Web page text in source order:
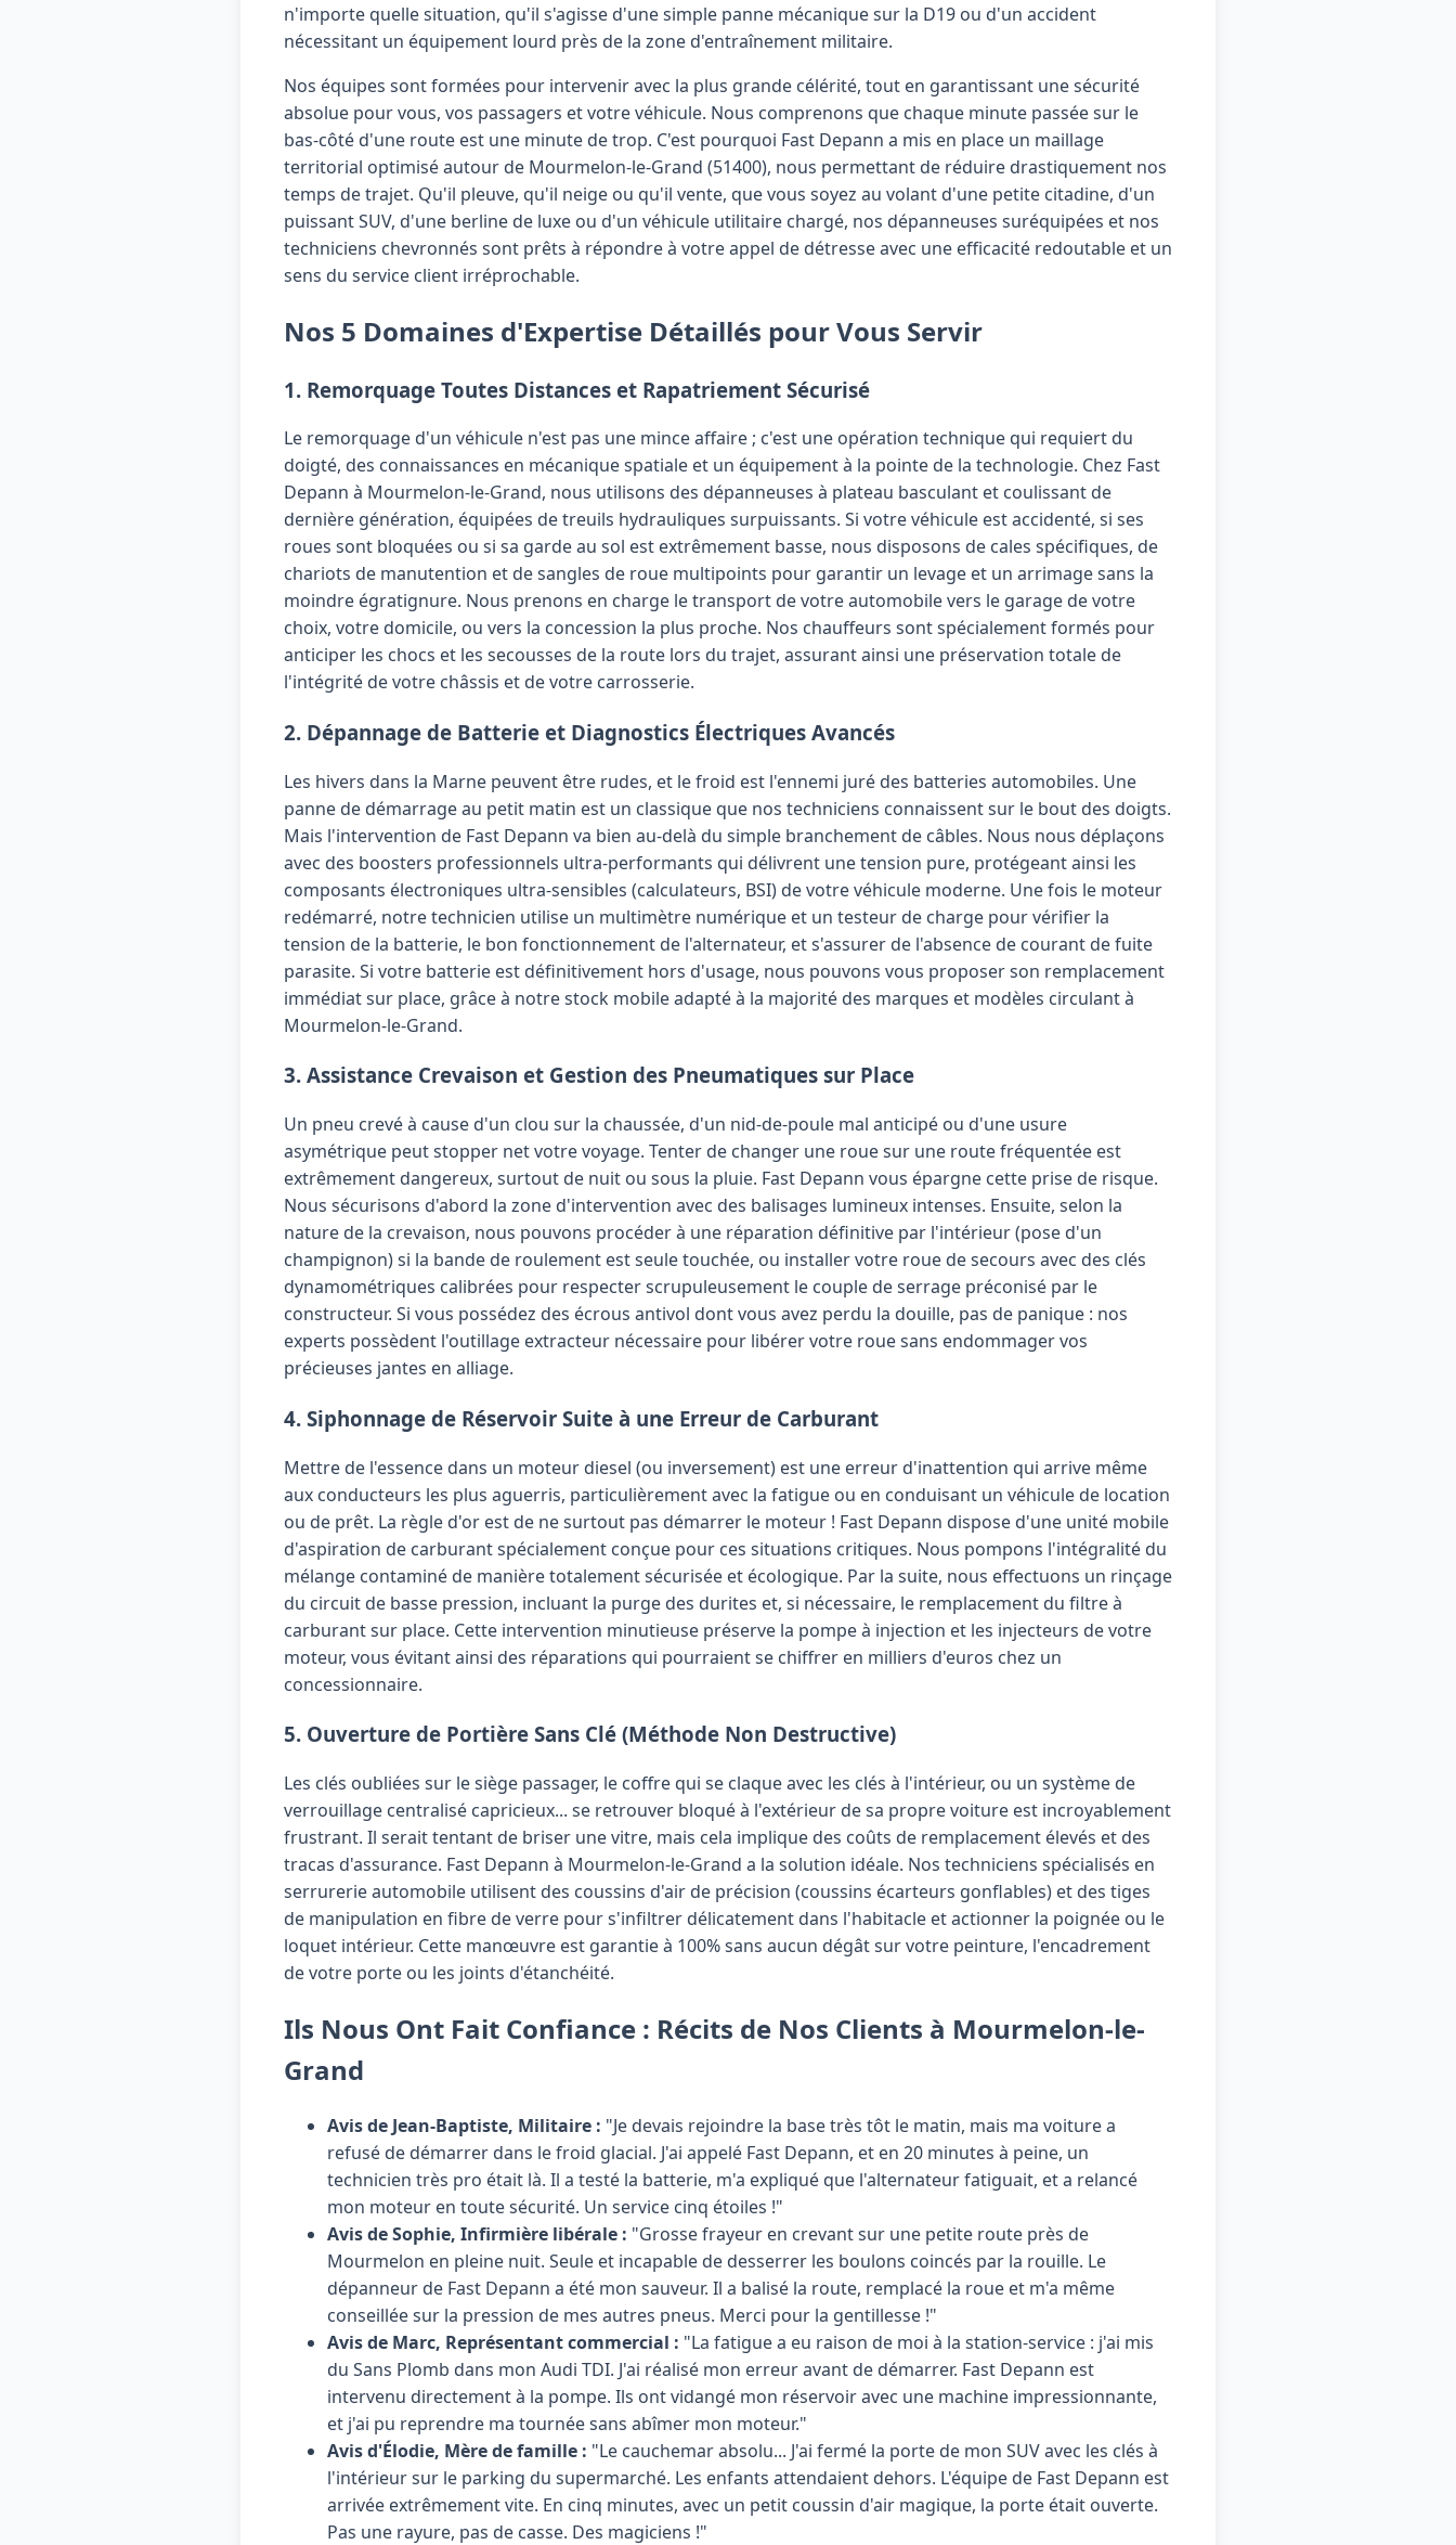
n'importe quelle situation, qu'il s'agisse d'une simple panne mécanique sur la D19 ou d'un accident
nécessitant un équipement lourd près de la zone d'entraînement militaire.
Nos équipes sont formées pour intervenir avec la plus grande célérité, tout en garantissant une sécurité
absolue pour vous, vos passagers et votre véhicule. Nous comprenons que chaque minute passée sur le
bas-côté d'une route est une minute de trop. C'est pourquoi Fast Depann a mis en place un maillage
territorial optimisé autour de Mourmelon-le-Grand (51400), nous permettant de réduire drastiquement nos
temps de trajet. Qu'il pleuve, qu'il neige ou qu'il vente, que vous soyez au volant d'une petite citadine, d'un
puissant SUV, d'une berline de luxe ou d'un véhicule utilitaire chargé, nos dépanneuses suréquipées et nos
techniciens chevronnés sont prêts à répondre à votre appel de détresse avec une efficacité redoutable et un
sens du service client irréprochable.
Nos 5 Domaines d'Expertise Détaillés pour Vous Servir
1. Remorquage Toutes Distances et Rapatriement Sécurisé
Le remorquage d'un véhicule n'est pas une mince affaire ; c'est une opération technique qui requiert du
doigté, des connaissances en mécanique spatiale et un équipement à la pointe de la technologie. Chez Fast
Depann à Mourmelon-le-Grand, nous utilisons des dépanneuses à plateau basculant et coulissant de
dernière génération, équipées de treuils hydrauliques surpuissants. Si votre véhicule est accidenté, si ses
roues sont bloquées ou si sa garde au sol est extrêmement basse, nous disposons de cales spécifiques, de
chariots de manutention et de sangles de roue multipoints pour garantir un levage et un arrimage sans la
moindre égratignure. Nous prenons en charge le transport de votre automobile vers le garage de votre
choix, votre domicile, ou vers la concession la plus proche. Nos chauffeurs sont spécialement formés pour
anticiper les chocs et les secousses de la route lors du trajet, assurant ainsi une préservation totale de
l'intégrité de votre châssis et de votre carrosserie.
2. Dépannage de Batterie et Diagnostics Électriques Avancés
Les hivers dans la Marne peuvent être rudes, et le froid est l'ennemi juré des batteries automobiles. Une
panne de démarrage au petit matin est un classique que nos techniciens connaissent sur le bout des doigts.
Mais l'intervention de Fast Depann va bien au-delà du simple branchement de câbles. Nous nous déplaçons
avec des boosters professionnels ultra-performants qui délivrent une tension pure, protégeant ainsi les
composants électroniques ultra-sensibles (calculateurs, BSI) de votre véhicule moderne. Une fois le moteur
redémarré, notre technicien utilise un multimètre numérique et un testeur de charge pour vérifier la
tension de la batterie, le bon fonctionnement de l'alternateur, et s'assurer de l'absence de courant de fuite
parasite. Si votre batterie est définitivement hors d'usage, nous pouvons vous proposer son remplacement
immédiat sur place, grâce à notre stock mobile adapté à la majorité des marques et modèles circulant à
Mourmelon-le-Grand.
3. Assistance Crevaison et Gestion des Pneumatiques sur Place
Un pneu crevé à cause d'un clou sur la chaussée, d'un nid-de-poule mal anticipé ou d'une usure
asymétrique peut stopper net votre voyage. Tenter de changer une roue sur une route fréquentée est
extrêmement dangereux, surtout de nuit ou sous la pluie. Fast Depann vous épargne cette prise de risque.
Nous sécurisons d'abord la zone d'intervention avec des balisages lumineux intenses. Ensuite, selon la
nature de la crevaison, nous pouvons procéder à une réparation définitive par l'intérieur (pose d'un
champignon) si la bande de roulement est seule touchée, ou installer votre roue de secours avec des clés
dynamométriques calibrées pour respecter scrupuleusement le couple de serrage préconisé par le
constructeur. Si vous possédez des écrous antivol dont vous avez perdu la douille, pas de panique : nos
experts possèdent l'outillage extracteur nécessaire pour libérer votre roue sans endommager vos
précieuses jantes en alliage.
4. Siphonnage de Réservoir Suite à une Erreur de Carburant
Mettre de l'essence dans un moteur diesel (ou inversement) est une erreur d'inattention qui arrive même
aux conducteurs les plus aguerris, particulièrement avec la fatigue ou en conduisant un véhicule de location
ou de prêt. La règle d'or est de ne surtout pas démarrer le moteur ! Fast Depann dispose d'une unité mobile
d'aspiration de carburant spécialement conçue pour ces situations critiques. Nous pompons l'intégralité du
mélange contaminé de manière totalement sécurisée et écologique. Par la suite, nous effectuons un rinçage
du circuit de basse pression, incluant la purge des durites et, si nécessaire, le remplacement du filtre à
carburant sur place. Cette intervention minutieuse préserve la pompe à injection et les injecteurs de votre
moteur, vous évitant ainsi des réparations qui pourraient se chiffrer en milliers d'euros chez un
concessionnaire.
5. Ouverture de Portière Sans Clé (Méthode Non Destructive)
Les clés oubliées sur le siège passager, le coffre qui se claque avec les clés à l'intérieur, ou un système de
verrouillage centralisé capricieux... se retrouver bloqué à l'extérieur de sa propre voiture est incroyablement
frustrant. Il serait tentant de briser une vitre, mais cela implique des coûts de remplacement élevés et des
tracas d'assurance. Fast Depann à Mourmelon-le-Grand a la solution idéale. Nos techniciens spécialisés en
serrurerie automobile utilisent des coussins d'air de précision (coussins écarteurs gonflables) et des tiges
de manipulation en fibre de verre pour s'infiltrer délicatement dans l'habitacle et actionner la poignée ou le
loquet intérieur. Cette manœuvre est garantie à 100% sans aucun dégât sur votre peinture, l'encadrement
de votre porte ou les joints d'étanchéité.
Ils Nous Ont Fait Confiance : Récits de Nos Clients à Mourmelon-le-
Grand
Avis de Jean-Baptiste, Militaire : "Je devais rejoindre la base très tôt le matin, mais ma voiture a
refusé de démarrer dans le froid glacial. J'ai appelé Fast Depann, et en 20 minutes à peine, un
technicien très pro était là. Il a testé la batterie, m'a expliqué que l'alternateur fatiguait, et a relancé
mon moteur en toute sécurité. Un service cinq étoiles !"
Avis de Sophie, Infirmière libérale : "Grosse frayeur en crevant sur une petite route près de
Mourmelon en pleine nuit. Seule et incapable de desserrer les boulons coincés par la rouille. Le
dépanneur de Fast Depann a été mon sauveur. Il a balisé la route, remplacé la roue et m'a même
conseillée sur la pression de mes autres pneus. Merci pour la gentillesse !"
Avis de Marc, Représentant commercial : "La fatigue a eu raison de moi à la station-service : j'ai mis
du Sans Plomb dans mon Audi TDI. J'ai réalisé mon erreur avant de démarrer. Fast Depann est
intervenu directement à la pompe. Ils ont vidangé mon réservoir avec une machine impressionnante,
et j'ai pu reprendre ma tournée sans abîmer mon moteur."
Avis d'Élodie, Mère de famille : "Le cauchemar absolu... J'ai fermé la porte de mon SUV avec les clés à
l'intérieur sur le parking du supermarché. Les enfants attendaient dehors. L'équipe de Fast Depann est
arrivée extrêmement vite. En cinq minutes, avec un petit coussin d'air magique, la porte était ouverte.
Pas une rayure, pas de casse. Des magiciens !"